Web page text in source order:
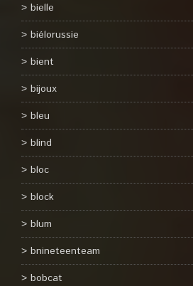
bielle
biélorussie
bient
bijoux
bleu
blind
bloc
block
blum
bnineteenteam
bobcat